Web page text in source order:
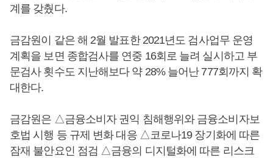
계를 갖췄다.
금감원이 같은 해 2월 발표한 2021년도 검사업무 운영
계획을 보면 종합검사를 연중 16회로 늘려 실시하고 부
문검사 횟수도 지난해보다 약 28% 늘어난 777회까지 확
대한다.
금감원은 △금융소비자 권익 침해행위와 금융소비자보
호법 시행 등 규제 변화 대응 △코로나19 장기화에 따른
잠재 불안요인 점검 △금융의 디지털화에 따른 리스크